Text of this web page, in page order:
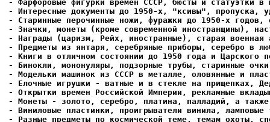
- Фарфоровые фигурки времен СССР, бюсты и статуэтки в
- Интересные документы до 1950-х, "ксивы", пропуска,
- Елочные игрушки - ватные и в стекле на прищепках,